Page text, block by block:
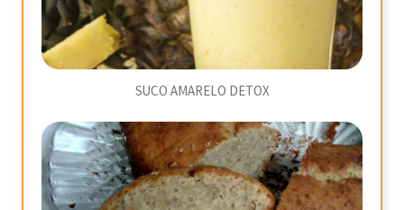
SUCO AMARELO DETOX